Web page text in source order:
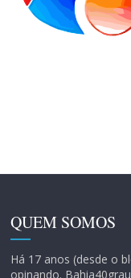
QUEM SOMOS
Há 17 anos (desde o
opinando.